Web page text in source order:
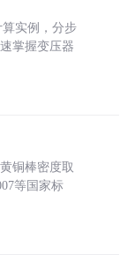
算实例，分步
掌握变压器
铜棒密度取
等国家标